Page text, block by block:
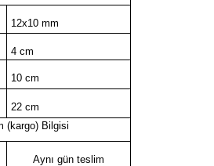
12x10 mm
4 cm
10 cm
22 cm
(kargo) Bilgisi
Aynı gün teslim